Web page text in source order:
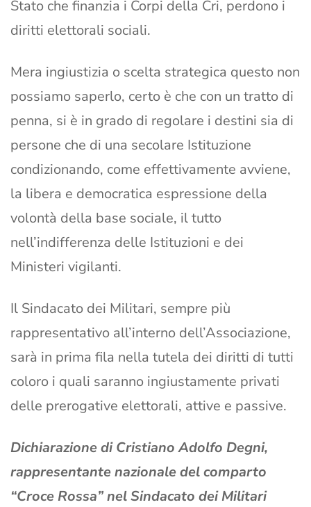
Stato che finanzia i Corpi della Cri, perdono i
diritti elettorali sociali.
Mera ingiustizia o scelta strategica questo non
possiamo saperlo, certo è che con un tratto di
penna, si è in grado di regolare i destini sia di
persone che di una secolare Istituzione
condizionando, come effettivamente avviene,
la libera e democratica espressione della
volontà della base sociale, il tutto
nell’indifferenza delle Istituzioni e dei
Ministeri vigilanti.
Il Sindacato dei Militari, sempre più
rappresentativo all’interno dell’Associazione,
sarà in prima fila nella tutela dei diritti di tutti
coloro i quali saranno ingiustamente privati
delle prerogative elettorali, attive e passive.
Dichiarazione di Cristiano Adolfo Degni,
rappresentante nazionale del comparto
“Croce Rossa” nel Sindacato dei Militari